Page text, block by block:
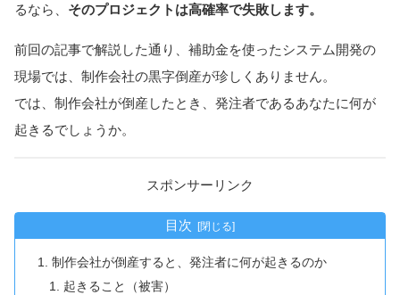
るなら、 そのプロジェクトは高確率で失敗します。
前回の記事で解説した通り、補助金を使ったシステム開発の
現場では、制作会社の黒字倒産が珍しくありません。
では、制作会社が倒産したとき、発注者であるあなたに何が
起きるでしょうか。
スポンサーリンク
目次
制作会社が倒産すると、発注者に何が起きるのか
起きること（被害）